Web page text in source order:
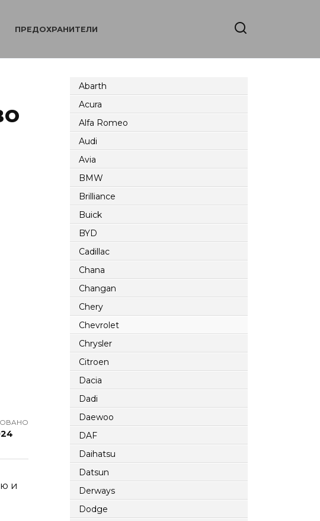
ПРЕДОХРАНИТЕЛИ
и
Abarth
Acura
Alfa Romeo
Audi
Avia
BMW
Brilliance
Buick
BYD
Cadillac
Chana
Changan
Chery
Chevrolet
Chrysler
Citroen
Dacia
Dadi
Daewoo
DAF
Daihatsu
Datsun
Derways
Dodge